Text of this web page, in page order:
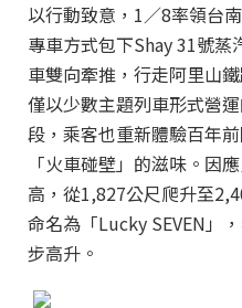
以行動致意，1／8率領台
專車方式包下Shay 31號
車雙向牽推，行走阿里山
僅以少數主題列車形式營
段，乘客也重新體驗百年
「火車碰壁」的滋味。因
高，從1,827公尺爬升至
命名為「Lucky SEVEN」
步高升。